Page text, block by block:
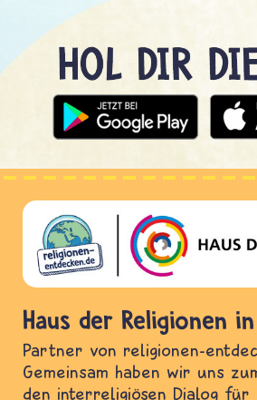
Haus der Religionen
Partner von religionen-
Gemeinsam haben wir uns
den interreligiösen Dialog